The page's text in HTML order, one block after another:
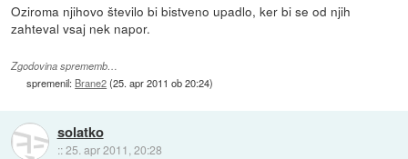
Oziroma njihovo število bi bistveno upadlo, ker bi se od njih
zahteval vsaj nek napor.
Zgodovina sprememb…
spremenil: Brane2(25. apr 2011 ob 20:24)
solatko
::25. apr 2011, 20:28